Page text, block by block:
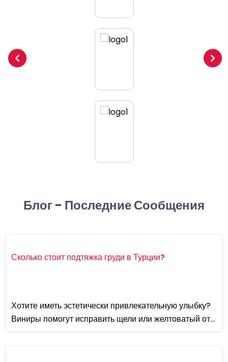
Блог - Последние Сообщения
Сколько стоит подтяжка груди в Турции?
Хотите иметь эстетически привлекательную улыбку?
Виниры помогут исправить щели или желтоватый от...